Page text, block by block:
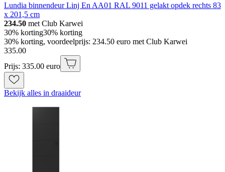
Lundia binnendeur Linj En AA01 RAL 9011 gelakt opdek rechts 83
x 201,5 cm
234.50 met Club Karwei
30% korting30% korting
30% korting, voordeelprijs: 234.50 euro met Club Karwei
335.00
Prijs: 335.00 euro
Bekijk alles in draaideur